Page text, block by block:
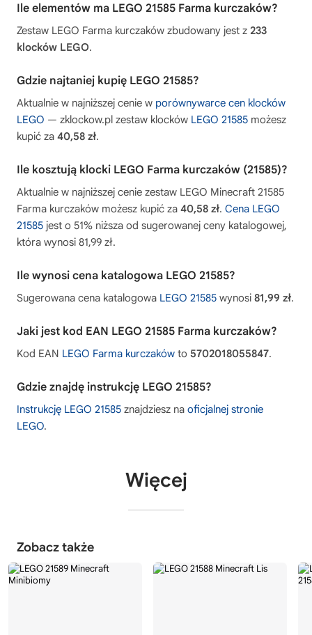
Ile elementów ma LEGO 21585 Farma kurczaków?
Zestaw LEGO Farma kurczaków zbudowany jest z 233
klocków LEGO.
Gdzie najtaniej kupię LEGO 21585?
Aktualnie w najniższej cenie w porównywarce cen klocków
LEGO — zklockow.pl zestaw klocków LEGO 21585 możesz
kupić za 40,58 zł.
Ile kosztują klocki LEGO Farma kurczaków (21585)?
Aktualnie w najniższej cenie zestaw LEGO Minecraft 21585
Farma kurczaków możesz kupić za 40,58 zł. Cena LEGO
21585 jest o 51% niższa od sugerowanej ceny katalogowej,
która wynosi 81,99 zł.
Ile wynosi cena katalogowa LEGO 21585?
Sugerowana cena katalogowa LEGO 21585 wynosi 81,99 zł.
Jaki jest kod EAN LEGO 21585 Farma kurczaków?
Kod EAN LEGO Farma kurczaków to 5702018055847.
Gdzie znajdę instrukcję LEGO 21585?
Instrukcję LEGO 21585 znajdziesz na oficjalnej stronie
LEGO.
Więcej
Zobacz także